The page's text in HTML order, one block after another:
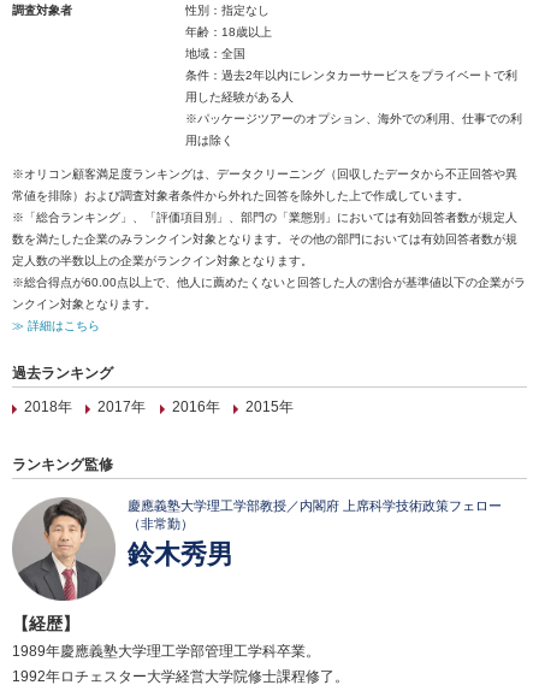
調査対象者
性別：指定なし
年齢：18歳以上
地域：全国
条件：過去2年以内にレンタカーサービスをプライベートで利
用した経験がある人
※パッケージツアーのオプション、海外での利用、仕事での利
用は除く
※オリコン顧客満足度ランキングは、データクリーニング（回収したデータから不正回答や異
常値を排除）および調査対象者条件から外れた回答を除外した上で作成しています。
※「総合ランキング」、「評価項目別」、部門の「業態別」においては有効回答者数が規定人
数を満たした企業のみランクイン対象となります。その他の部門においては有効回答者数が規
定人数の半数以上の企業がランクイン対象となります。
※総合得点が60.00点以上で、他人に薦めたくないと回答した人の割合が基準値以下の企業がラ
ンクイン対象となります。
≫ 詳細はこちら
過去ランキング
2018年
2017年 2016年 2015年
ランキング監修
慶應義塾大学理工学部教授／内閣府 上席科学技術政策フェロー
（非常勤）
鈴木秀男
【経歴】
1989年慶應義塾大学理工学部管理工学科卒業。
1992年ロチェスター大学経営大学院修士課程修了。